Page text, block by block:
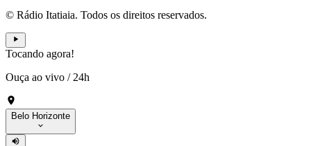
© Rádio Itatiaia. Todos os direitos reservados.
Tocando agora!
Ouça ao vivo / 24h
Belo Horizonte